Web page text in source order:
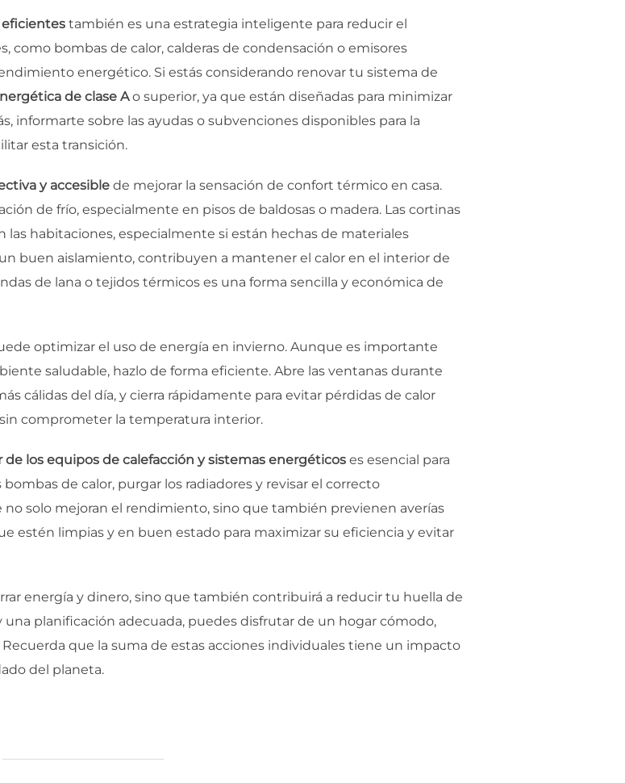
eficientes también es una estrategia inteligente para reducir el
como bombas de calor, calderas de condensación o emisores
energético. Si estás considerando renovar tu sistema de
de clase Ao superior, ya que están diseñadas para minimizar
informarte sobre las ayudas o subvenciones disponibles para la
esta transición.
y accesible de mejorar la sensación de confort térmico en casa.
de frío, especialmente en pisos de baldosas o madera. Las cortinas
las habitaciones, especialmente si están hechas de materiales
buen aislamiento, contribuyen a mantener el calor en el interior de
de lana o tejidos térmicos es una forma sencilla y económica de
optimizar el uso de energía en invierno. Aunque es importante
saludable, hazlo de forma eficiente. Abre las ventanas durante
cálidas del día, y cierra rápidamente para evitar pérdidas de calor
comprometer la temperatura interior.
los equipos de calefacción y sistemas energéticos es esencial para
de calor, purgar los radiadores y revisar el correcto
solo mejoran el rendimiento, sino que también previenen averías
estén limpias y en buen estado para maximizar su eficiencia y evitar
energía y dinero, sino que también contribuirá a reducir tu huella de
planificación adecuada, puedes disfrutar de un hogar cómodo,
que la suma de estas acciones individuales tiene un impacto
del planeta.